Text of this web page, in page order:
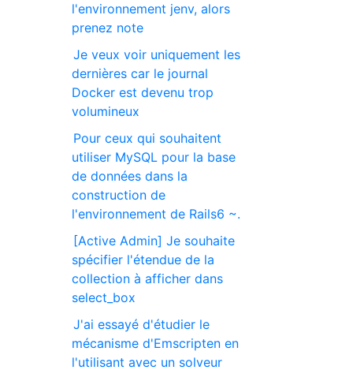
l'environnement jenv, alors
prenez note
Je veux voir uniquement les
dernières car le journal
Docker est devenu trop
volumineux
Pour ceux qui souhaitent
utiliser MySQL pour la base
de données dans la
construction de
l'environnement de Rails6 ~.
[Active Admin] Je souhaite
spécifier l'étendue de la
collection à afficher dans
select_box
J'ai essayé d'étudier le
mécanisme d'Emscripten en
l'utilisant avec un solveur